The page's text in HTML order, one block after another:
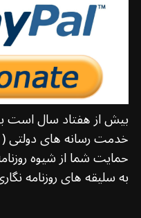
بیش از هفتاد سال است
خدمت رسانه های دولتی
حمایت شما از شیوه
به سلیقه های روزنامه